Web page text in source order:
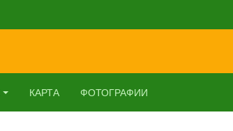
КАРТА ФОТОГРАФИИ